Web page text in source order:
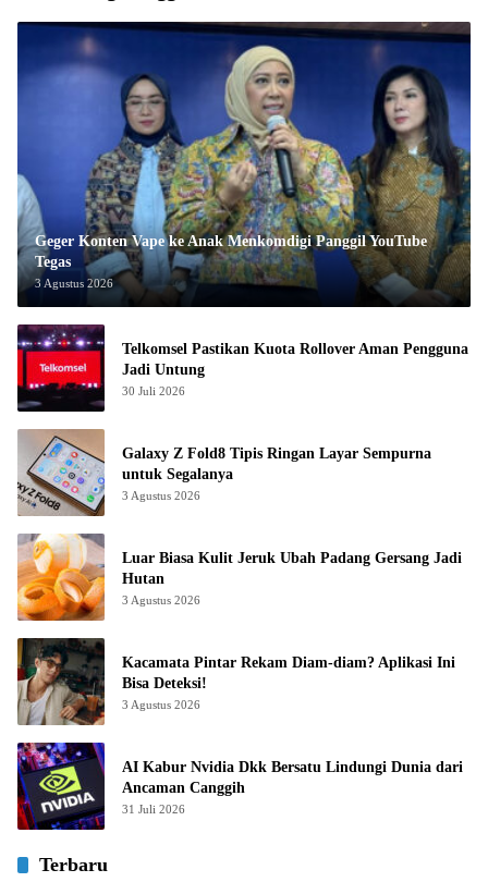
Geger Konten Vape ke Anak Menkomdigi Panggil YouTube
Tegas
3 Agustus 2026
Telkomsel Pastikan Kuota Rollover Aman Pengguna
Jadi Untung
30 Juli 2026
Galaxy Z Fold8 Tipis Ringan Layar Sempurna
untuk Segalanya
3 Agustus 2026
Luar Biasa Kulit Jeruk Ubah Padang Gersang Jadi
Hutan
3 Agustus 2026
Kacamata Pintar Rekam Diam-diam? Aplikasi Ini
Bisa Deteksi!
3 Agustus 2026
AI Kabur Nvidia Dkk Bersatu Lindungi Dunia dari
Ancaman Canggih
31 Juli 2026
Terbaru